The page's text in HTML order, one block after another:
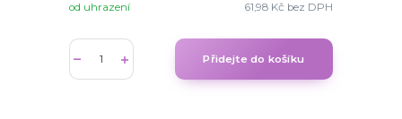
61,98 Kč bez DPH
od uhrazení
Přidejte do košíku